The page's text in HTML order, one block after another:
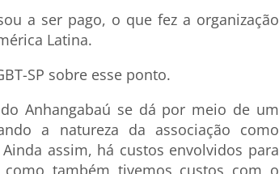
a ser pago, o que fez a organização
Latina.
SP sobre esse ponto.
Anhangabaú se dá por meio de um
a natureza da associação como
assim, há custos envolvidos para